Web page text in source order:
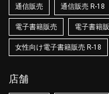
通信販売 通信販売 R-18
電子書籍販売 電子書籍
女性向け電子書籍販売 R-18
店舗